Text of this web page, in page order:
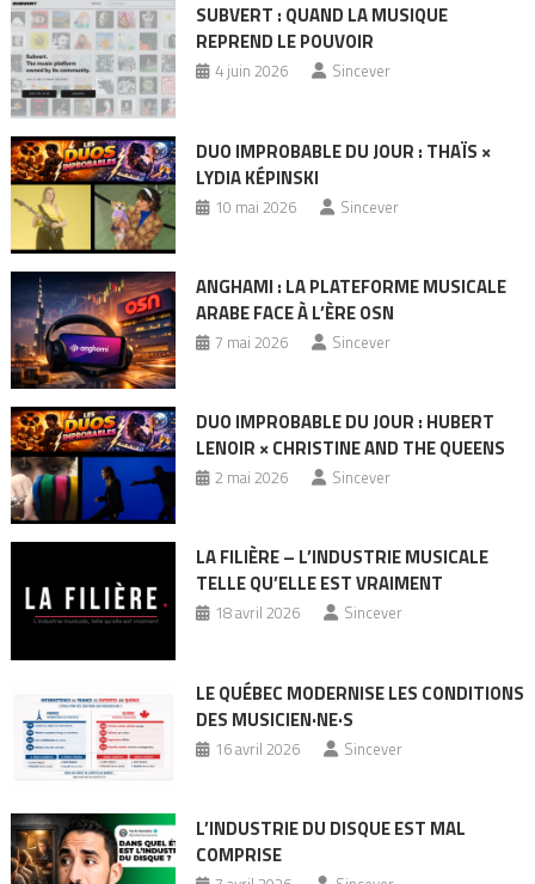
SUBVERT : QUAND LA MUSIQUE
REPREND LE POUVOIR
4 juin 2026 Sincever
DUO IMPROBABLE DU JOUR : THAÏS ×
LYDIA KÉPINSKI
10 mai 2026 Sincever
ANGHAMI : LA PLATEFORME MUSICALE
ARABE FACE À L’ÈRE OSN
7 mai 2026 Sincever
DUO IMPROBABLE DU JOUR : HUBERT
LENOIR × CHRISTINE AND THE QUEENS
2 mai 2026 Sincever
LA FILIÈRE – L’INDUSTRIE MUSICALE
TELLE QU’ELLE EST VRAIMENT
18 avril 2026 Sincever
LE QUÉBEC MODERNISE LES CONDITIONS
DES MUSICIEN·NE·S
16 avril 2026 Sincever
L’INDUSTRIE DU DISQUE EST MAL
COMPRISE